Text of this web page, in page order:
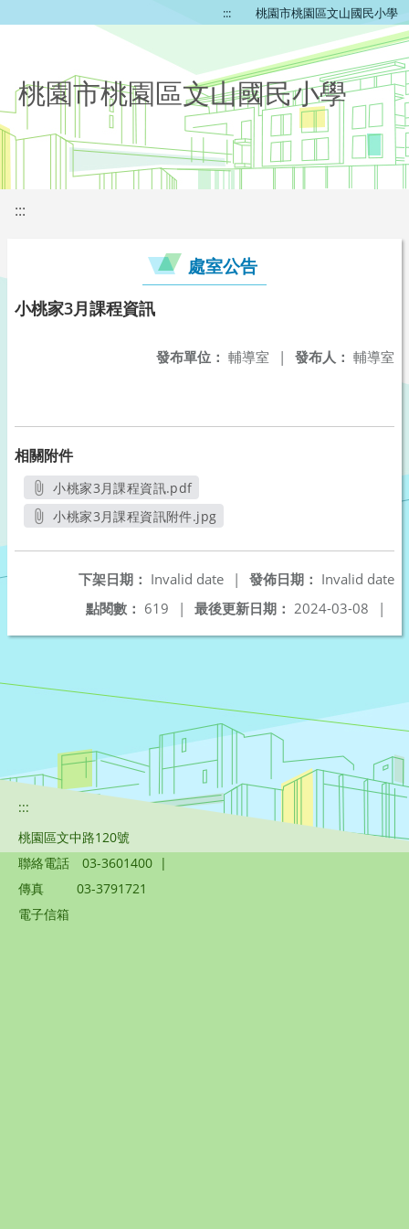
::: 桃園市桃園區文山國民小學
桃園市桃園區文山國民小學
:::
處室公告
小桃家3月課程資訊
發布人： 輔導室
發布單位： 輔導室 |
相關附件
小桃家3月課程資訊.pdf
另開新視窗
小桃家3月課程資訊附件.jpg
發佈日期： Invalid date
下架日期： Invalid date
|
最後更新日期： 2024-03-08 |
點閱數： 619 |
:::
桃園區文中路120號
聯絡電話
03-3601400 |
傳真
03-3791721
電子信箱